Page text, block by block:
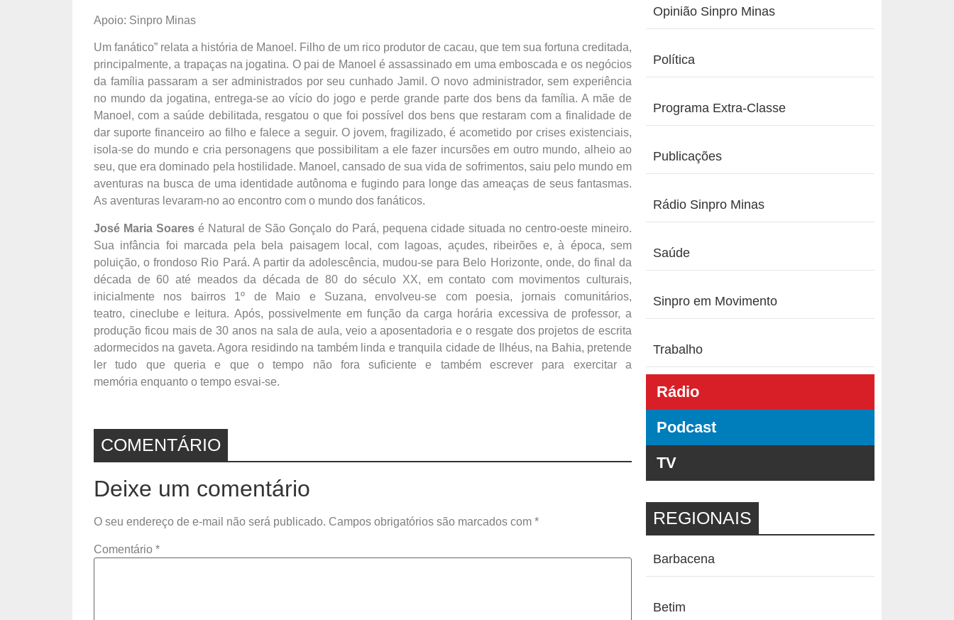
Apoio: Sinpro Minas
Um fanático” relata a história de Manoel. Filho de um rico produtor de cacau, que tem sua fortuna creditada,
principalmente, a trapaças na jogatina. O pai de Manoel é assassinado em uma emboscada e os negócios
da família passaram a ser administrados por seu cunhado Jamil. O novo administrador, sem experiência
no mundo da jogatina, entrega-se ao vício do jogo e perde grande parte dos bens da família. A mãe de
Manoel, com a saúde debilitada, resgatou o que foi possível dos bens que restaram com a finalidade de
dar suporte financeiro ao filho e falece a seguir. O jovem, fragilizado, é acometido por crises existenciais,
isola-se do mundo e cria personagens que possibilitam a ele fazer incursões em outro mundo, alheio ao
seu, que era dominado pela hostilidade. Manoel, cansado de sua vida de sofrimentos, saiu pelo mundo em
aventuras na busca de uma identidade autônoma e fugindo para longe das ameaças de seus fantasmas.
As aventuras levaram-no ao encontro com o mundo dos fanáticos.
José Maria Soares é Natural de São Gonçalo do Pará, pequena cidade situada no centro-oeste mineiro.
Sua infância foi marcada pela bela paisagem local, com lagoas, açudes, ribeirões e, à época, sem
poluição, o frondoso Rio Pará. A partir da adolescência, mudou-se para Belo Horizonte, onde, do final da
década de 60 até meados da década de 80 do século XX, em contato com movimentos culturais,
inicialmente nos bairros 1º de Maio e Suzana, envolveu-se com poesia, jornais comunitários,
teatro, cineclube e leitura. Após, possivelmente em função da carga horária excessiva de professor, a
produção ficou mais de 30 anos na sala de aula, veio a aposentadoria e o resgate dos projetos de escrita
adormecidos na gaveta. Agora residindo na também linda e tranquila cidade de Ilhéus, na Bahia, pretende
ler tudo que queria e que o tempo não fora suficiente e também escrever para exercitar a
memória enquanto o tempo esvai-se.
COMENTÁRIO
Deixe um comentário
O seu endereço de e-mail não será publicado. Campos obrigatórios são marcados com *
Comentário *
Opinião Sinpro Minas
Política
Programa Extra-Classe
Publicações
Rádio Sinpro Minas
Saúde
Sinpro em Movimento
Trabalho
Rádio
Podcast
TV
REGIONAIS
Barbacena
Betim